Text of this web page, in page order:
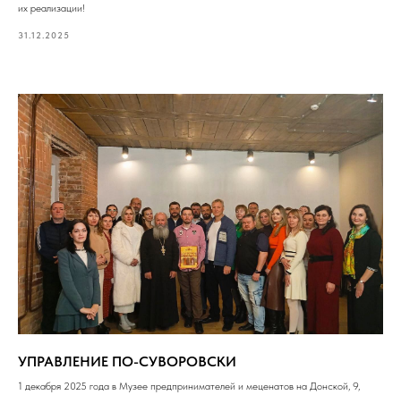
их реализации!
31.12.2025
УПРАВЛЕНИЕ ПО-СУВОРОВСКИ
1 декабря 2025 года в Музее предпринимателей и меценатов на Донской, 9,